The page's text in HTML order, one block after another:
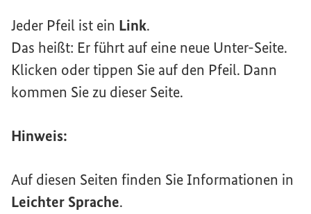
Jeder Pfeil ist ein Link.
Das heißt: Er führt auf eine neue Unter-Seite.
Klicken oder tippen Sie auf den Pfeil. Dann
kommen Sie zu dieser Seite.
Hinweis:
Auf diesen Seiten finden Sie Informationen in
Leichter Sprache.